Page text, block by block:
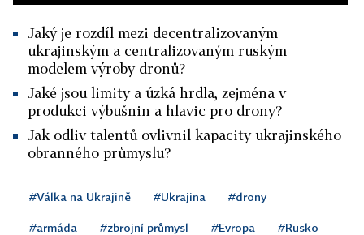
Jaký je rozdíl mezi decentralizovaným
ukrajinským a centralizovaným ruským
modelem výroby dronů?
Jaké jsou limity a úzká hrdla, zejména v
produkci výbušnin a hlavic pro drony?
Jak odliv talentů ovlivnil kapacity ukrajinského
obranného průmyslu?
#Válka na Ukrajině #Ukrajina #drony
#armáda #zbrojní průmysl #Evropa #Rusko